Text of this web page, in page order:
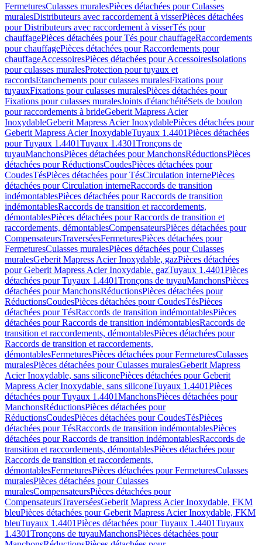
FermeturesCulasses muralesPièces détachées pour Culasses
muralesDistributeurs avec raccordement à visserPièces détachées
pour Distributeurs avec raccordement à visserTés pour
chauffagePièces détachées pour Tés pour chauffageRaccordements
pour chauffagePièces détachées pour Raccordements pour
chauffageAccessoiresPièces détachées pour AccessoiresIsolations
pour culasses muralesProtection pour tuyaux et
raccordsEtanchements pour culasses muralesFixations pour
tuyauxFixations pour culasses muralesPièces détachées pour
Fixations pour culasses muralesJoints d'étanchéitéSets de boulon
pour raccordements à brideGeberit Mapress Acier
InoxydableGeberit Mapress Acier InoxydablePièces détachées pour
Geberit Mapress Acier InoxydableTuyaux 1.4401Pièces détachées
pour Tuyaux 1.4401Tuyaux 1.4301Tronçons de
tuyauManchonsPièces détachées pour ManchonsRéductionsPièces
détachées pour RéductionsCoudesPièces détachées pour
CoudesTésPièces détachées pour TésCirculation internePièces
détachées pour Circulation interneRaccords de transition
indémontablesPièces détachées pour Raccords de transition
indémontablesRaccords de transition et raccordements,
démontablesPièces détachées pour Raccords de transition et
raccordements, démontablesCompensateursPièces détachées pour
CompensateursTraverséesFermeturesPièces détachées pour
FermeturesCulasses muralesPièces détachées pour Culasses
muralesGeberit Mapress Acier Inoxydable, gazPièces détachées
pour Geberit Mapress Acier Inoxydable, gazTuyaux 1.4401Pièces
détachées pour Tuyaux 1.4401Tronçons de tuyauManchonsPièces
détachées pour ManchonsRéductionsPièces détachées pour
RéductionsCoudesPièces détachées pour CoudesTésPièces
détachées pour TésRaccords de transition indémontablesPièces
détachées pour Raccords de transition indémontablesRaccords de
transition et raccordements, démontablesPièces détachées pour
Raccords de transition et raccordements,
démontablesFermeturesPièces détachées pour FermeturesCulasses
muralesPièces détachées pour Culasses muralesGeberit Mapress
Acier Inoxydable, sans siliconePièces détachées pour Geberit
Mapress Acier Inoxydable, sans siliconeTuyaux 1.4401Pièces
détachées pour Tuyaux 1.4401ManchonsPièces détachées pour
ManchonsRéductionsPièces détachées pour
RéductionsCoudesPièces détachées pour CoudesTésPièces
détachées pour TésRaccords de transition indémontablesPièces
détachées pour Raccords de transition indémontablesRaccords de
transition et raccordements, démontablesPièces détachées pour
Raccords de transition et raccordements,
démontablesFermeturesPièces détachées pour FermeturesCulasses
muralesPièces détachées pour Culasses
muralesCompensateursPièces détachées pour
CompensateursTraverséesGeberit Mapress Acier Inoxydable, FKM
bleuPièces détachées pour Geberit Mapress Acier Inoxydable, FKM
bleuTuyaux 1.4401Pièces détachées pour Tuyaux 1.4401Tuyaux
1.4301Tronçons de tuyauManchonsPièces détachées pour